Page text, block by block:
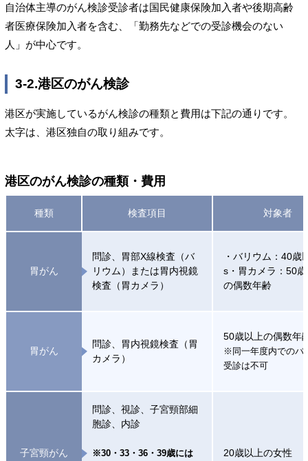
自治体主導のがん検診受診者は国民健康保険加入者や後期高齢
者医療保険加入者を含む、「勤務先などでの受診機会のない
人」が中心です。
3-2.港区のがん検診
港区が実施しているがん検診の種類と費用は下記の通りです。
太字は、港区独自の取り組みです。
港区のがん検診の種類・費用
種類 検査項目 対象者
胃がん
問診、胃部X線検査（バ
リウム）または胃内視鏡
検査（胃カメラ）
・バリウム：40歳
s・胃カメラ：50
の偶数年齢
胃がん
問診、胃内視鏡検査（胃
カメラ）
50歳以上の偶数年
※同一年度内でのバ
受診は不可
子宮頸がん
問診、視診、子宮頸部細
胞診、内診
※30・33・36・39歳には
20歳以上の女性